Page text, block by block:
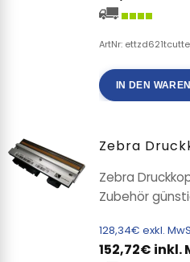
ArtNr:
IN DEN
Zebra
Zebra
Zubehör
128,34€ exkl.
152,72€ inkl.